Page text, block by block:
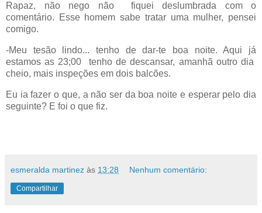
Rapaz, não nego não
fiquei deslumbrada com o
comentário. Esse homem sabe tratar uma mulher, pensei
comigo.
-Meu tesão lindo... tenho de dar-te boa noite. Aqui já
estamos as 23;00
tenho de descansar, amanhã outro dia
cheio, mais inspeções em dois balcões.
Eu ia fazer o que, a não ser da boa noite e esperar pelo dia
seguinte? E foi o que fiz.
esmeralda martinez às 13:28 Nenhum comentário:
Compartilhar